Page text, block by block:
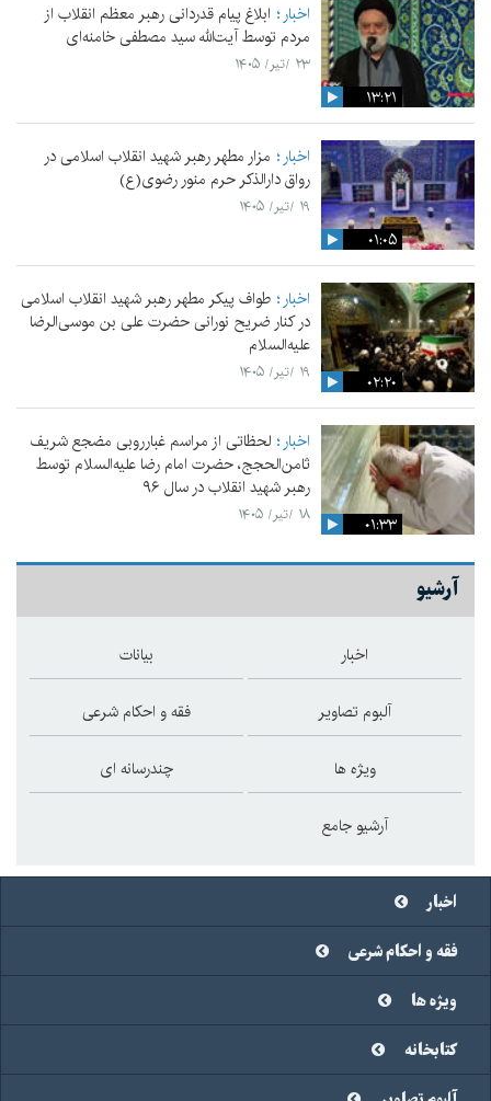
۱۳:۲۱
اخبار ابلاغ پیام قدردانی رهبر معظم انقلاب از
مردم توسط آیت‌الله سید مصطفی خامنه‌ای
۲۳ /تیر/ ۱۴۰۵
۰۱:۰۵
اخبار مزار مطهر رهبر شهید انقلاب اسلامی در
رواق دارالذکر حرم منور رضوی(ع)
۱۹ /تیر/ ۱۴۰۵
۰۲:۲۰
اخبار طواف پیکر مطهر رهبر شهید انقلاب اسلامی
در کنار ضریح نورانی حضرت علی‌ بن موسی‌الرضا
علیه‌السلام
۱۹ /تیر/ ۱۴۰۵
۰۱:۳۳
اخبار لحظاتی از مراسم غبارروبی مضجع شریف
ثامن‌الحجج، حضرت امام رضا علیه‌السلام توسط
رهبر شهید انقلاب در سال ۹۶
۱۸ /تیر/ ۱۴۰۵
آرشیو
اخبار بیانات
آلبوم تصاویر فقه و احکام شرعی
ویژه ها چندرسانه ای
آرشیو جامع
اخبار
فقه و احکام شرعی
ویژه ها
کتابخانه